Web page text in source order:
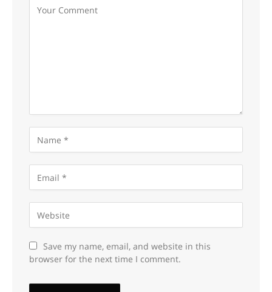
Save my name, email, and website in this
browser for the next time I comment.